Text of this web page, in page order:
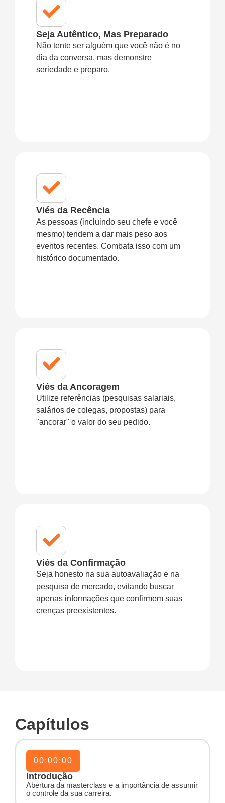
Seja Autêntico, Mas Preparado
Não tente ser alguém que você não é no
dia da conversa, mas demonstre
seriedade e preparo.
Viés da Recência
As pessoas (incluindo seu chefe e você
mesmo) tendem a dar mais peso aos
eventos recentes. Combata isso com um
histórico documentado.
Viés da Ancoragem
Utilize referências (pesquisas salariais,
salários de colegas, propostas) para
"ancorar" o valor do seu pedido.
Viés da Confirmação
Seja honesto na sua autoavaliação e na
pesquisa de mercado, evitando buscar
apenas informações que confirmem suas
crenças preexistentes.
Capítulos
00:00:00
Introdução
Abertura da masterclass e a importância de assumir
o controle da sua carreira.